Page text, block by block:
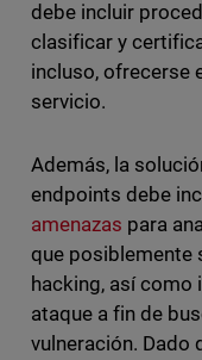
debe incluir
clasificar y
incluso, ofrecerse
servicio.
Además, la
endpoints debe
amenazas para
que posiblemente
hacking, así
ataque a fin de
vulneración. Dado